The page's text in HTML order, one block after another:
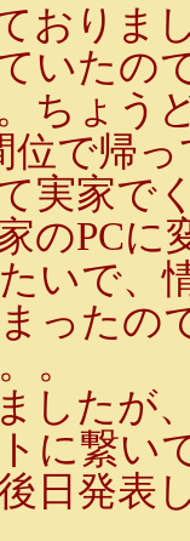
おりま
いたの
ちょう
位で帰
実家で
のPC
いで、
ったの
。
したが
に繋い
日発表